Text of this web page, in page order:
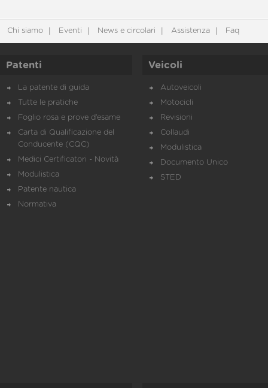
Chi siamo Eventi News e circolari Assistenza Faq
Patenti
La patente di guida
Tutte le pratiche
Foglio rosa e prove d’esame
Carta di Qualificazione del
Conducente (CQC)
Medici Certificatori - Novità
Modulistica
Patente nautica
Normativa
Veicoli
Autoveicoli
Motocicli
Revisioni
Collaudi
Modulistica
Documento Unico
STED